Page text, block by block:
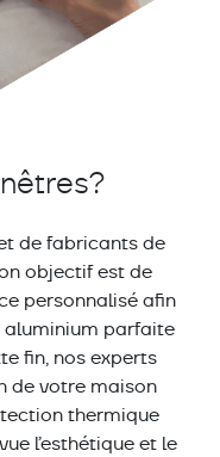
de fabricants de
objectif est de
personnalisé afin
aluminium parfaite
fin, nos experts
de votre maison
thermique
l’esthétique et le